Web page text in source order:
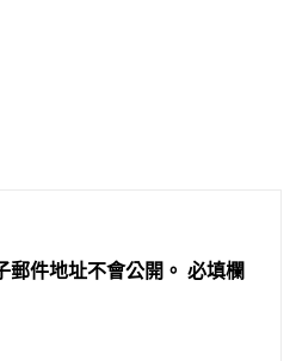
件地址不會公開。 必填欄